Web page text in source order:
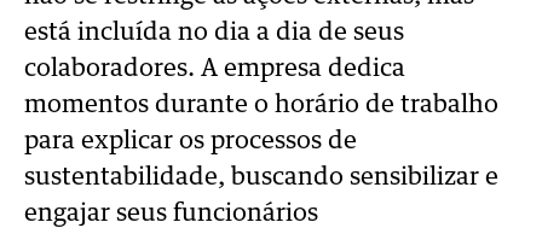
está incluída no dia a dia de seus
colaboradores. A empresa dedica
momentos durante o horário de trabalho
para explicar os processos de
sustentabilidade, buscando sensibilizar e
engajar seus funcionários